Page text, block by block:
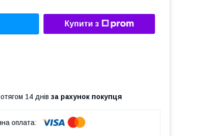
Купити з
14 днів за рахунок покупця